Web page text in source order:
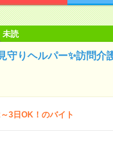
未読
守りヘルパー✨訪問介
3日OK！のバイト